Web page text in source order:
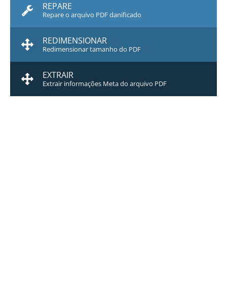
REPARE
Repare o arquivo PDF danificado
REDIMENSIONAR
Redimensionar tamanho do PDF
EXTRAIR
Extrair informações Meta do arquivo PDF